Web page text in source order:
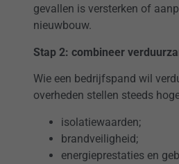
gevallen is versterken of
nieuwbouw.
Stap 2: combineer
Wie een bedrijfspand wil
overheden stellen steeds
isolatiewaarden;
brandveiligheid;
energieprestaties en